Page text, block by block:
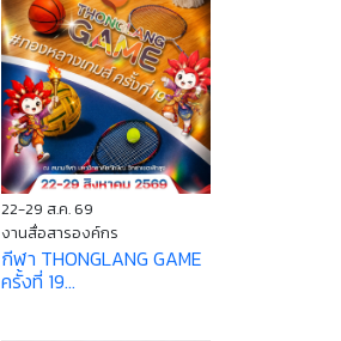
22-29 ส.ค. 69
งานสื่อสารองค์กร
กีฬา THONGLANG GAME
ครั้งที่ 19...